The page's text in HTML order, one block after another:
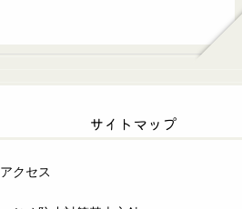
サイトマップ
アクセス